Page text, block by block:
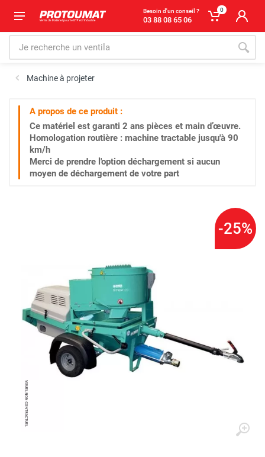
Besoin d'un conseil ?
03 88 08 65 06
0
Machine à projeter
A propos de ce produit :
Ce matériel est garanti 2 ans pièces et main d’œuvre.
Homologation routière : machine tractable jusqu'à 90
km/h
Merci de prendre l'option déchargement si aucun
moyen de déchargement de votre part
-25%